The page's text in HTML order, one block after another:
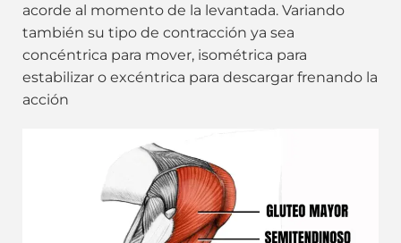
acorde al momento de la levantada. Variando
también su tipo de contracción ya sea
concéntrica para mover, isométrica para
estabilizar o excéntrica para descargar frenando la
acción